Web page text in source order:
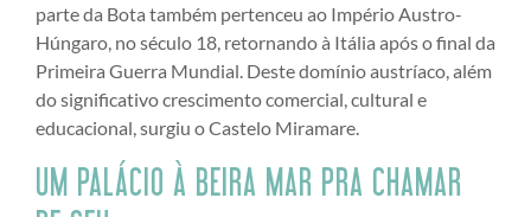
parte da Bota também pertenceu ao Império Austro-
Húngaro, no século 18, retornando à Itália após o final da
Primeira Guerra Mundial. Deste domínio austríaco, além
do significativo crescimento comercial, cultural e
educacional, surgiu o Castelo Miramare.
UM PALÁCIO À BEIRA MAR PRA CHAMAR